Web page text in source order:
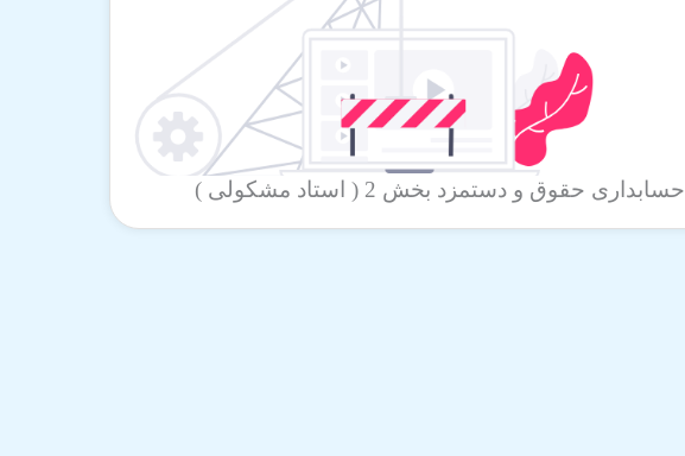
حسابداری حقوق و دستمزد بخش 2 ( استاد مشکولی )